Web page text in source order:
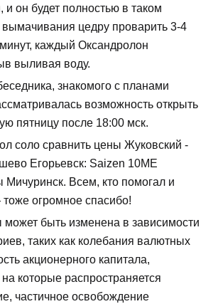
он будет полностью в таком
цедру проварить 3-4
каждый Оксандролон
выливая воду.
знакомого с планами
возможность открыть
пятницу после 18:00 мск.
соло сравнить цены Жуковский -
Егорьевск: Saizen 10ME
Мичуринск. Всем, кто помогал и
огромное спасибо!
быть изменена в зависимости
таких как колебания валютных
акционерного капитала,
которые распространяется
частичное освобождение